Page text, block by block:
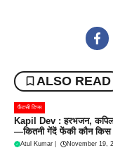
ALSO READ
फैंटसी टिप्स
Kapil Dev : हरभजन,
—कितनी गेंदें फेंकी कौन किस
Atul Kumar November 19,